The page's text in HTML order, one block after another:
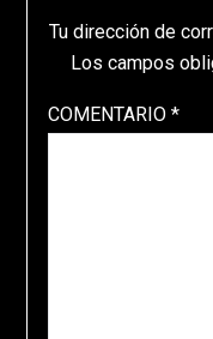
Tu dirección de
Los campos
COMENTARIO *